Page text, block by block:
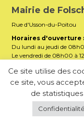
Mairie de
Rue d'Usson-du-Poitou
Horaires d'ouverture :
Du lundi au jeudi de
Le vendredi de 08h00 à
Téléphone :03 87 29
E-mail :
Membre de la
Synergie
Ce site utilise des
ce site, vous
de